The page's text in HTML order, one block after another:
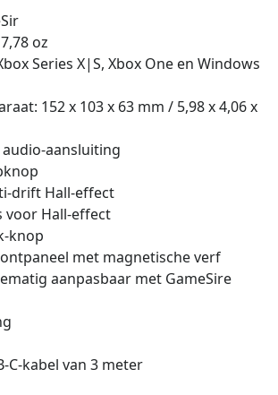
oz
Series X|S, Xbox One en Windows
152 x 103 x 63 mm / 5,98 x 4,06 x
aansluiting
drift Hall-effect
voor Hall-effect
knop
met magnetische verf
aanpasbaar met GameSire
C-kabel van 3 meter